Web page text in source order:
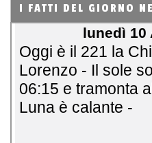
I FATTI DEL GIORNO